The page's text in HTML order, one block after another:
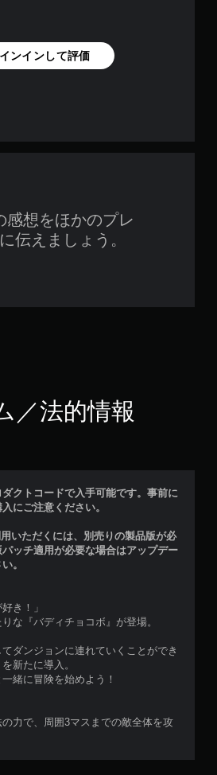
ンインして評価
感想をほかのプレ
伝えましょう。
／法的情報
クトコードで入手可能です。事前に
にご注意ください。
いただくには、別売りの製品版が必
ッチ適用が必要な場合はアップデー
。
き！」
な『バディチョコボ』が登場。
ダンジョンに連れていくことができ
新たに導入。
緒に冒険を始めよう！
力で、周囲3マスまでの敵全体を攻